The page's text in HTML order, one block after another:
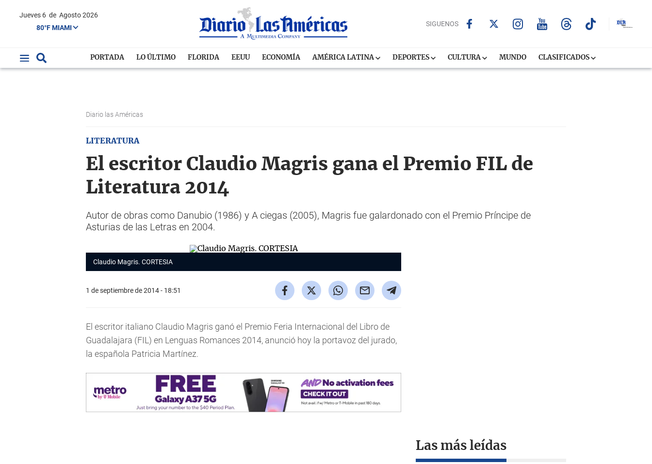
Jueves 6 de Agosto 2026
80°F MIAMI
SIGUENOS
PORTADA LO ÚLTIMO FLORIDA EEUU ECONOMÍA AMÉRICA LATINA DEPORTES CULTURA MUNDO CLASIFICADOS
Diario las Américas
LITERATURA
El escritor Claudio Magris gana el Premio FIL de
Literatura 2014
Autor de obras como Danubio (1986) y A ciegas (2005), Magris fue galardonado con el Premio Príncipe de
Asturias de las Letras en 2004.
Claudio Magris. CORTESIA
1 de septiembre de 2014 - 18:51
El escritor italiano Claudio Magris ganó el Premio Feria Internacional del Libro de
Guadalajara (FIL) en Lenguas Romances 2014, anunció hoy la portavoz del jurado,
la española Patricia Martínez.
Las más leídas